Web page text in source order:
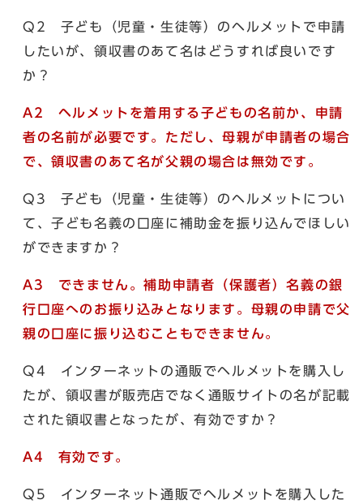
Q2 子ども（児童・生徒等）のヘルメットで申請
したいが、領収書のあて名はどうすれば良いです
か？
A2 ヘルメットを着用する子どもの名前か、申請
者の名前が必要です。ただし、母親が申請者の場合
で、領収書のあて名が父親の場合は無効です。
Q3 子ども（児童・生徒等）のヘルメットについ
て、子ども名義の口座に補助金を振り込んでほしい
ができますか？
A3 できません。補助申請者（保護者）名義の銀
行口座へのお振り込みとなります。母親の申請で父
親の口座に振り込むこともできません。
Q4 インターネットの通販でヘルメットを購入し
たが、領収書が販売店でなく通販サイトの名が記載
された領収書となったが、有効ですか？
A4 有効です。
Q5 インターネット通販でヘルメットを購入した